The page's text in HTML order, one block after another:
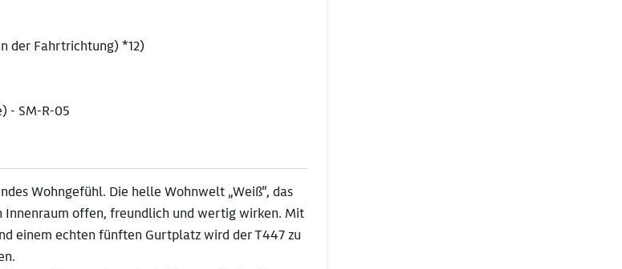
der Fahrtrichtung) *12)
- SM-R-05
Wohngefühl. Die helle Wohnwelt „Weiß“, das
Innenraum offen, freundlich und wertig wirken. Mit
einem echten fünften Gurtplatz wird der T447 zu